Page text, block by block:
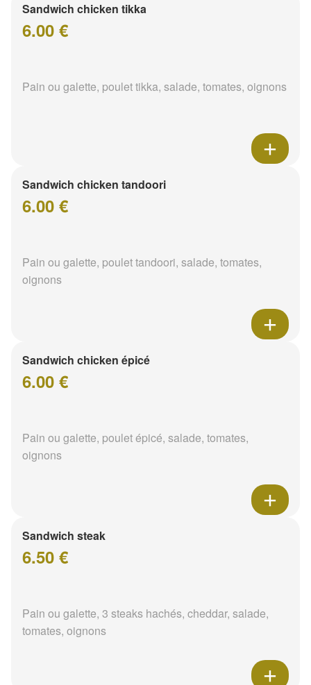
Sandwich chicken tikka
6.00 €
Pain ou galette, poulet tikka, salade, tomates, oignons
Sandwich chicken tandoori
6.00 €
Pain ou galette, poulet tandoori, salade, tomates,
oignons
Sandwich chicken épicé
6.00 €
Pain ou galette, poulet épicé, salade, tomates,
oignons
Sandwich steak
6.50 €
Pain ou galette, 3 steaks hachés, cheddar, salade,
tomates, oignons